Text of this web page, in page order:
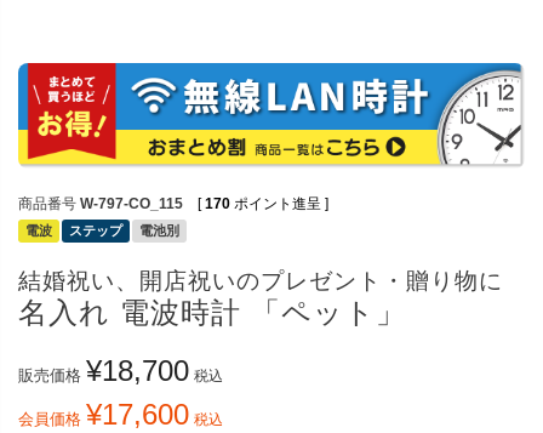
商品番号 W-797-CO_115 [ 170 ポイント進呈 ]
電波 ステップ 電池別
結婚祝い、開店祝いのプレゼント・贈り物に
名入れ 電波時計 「ペット」
販売価格 ¥18,700 税込
会員価格 ¥17,600 税込